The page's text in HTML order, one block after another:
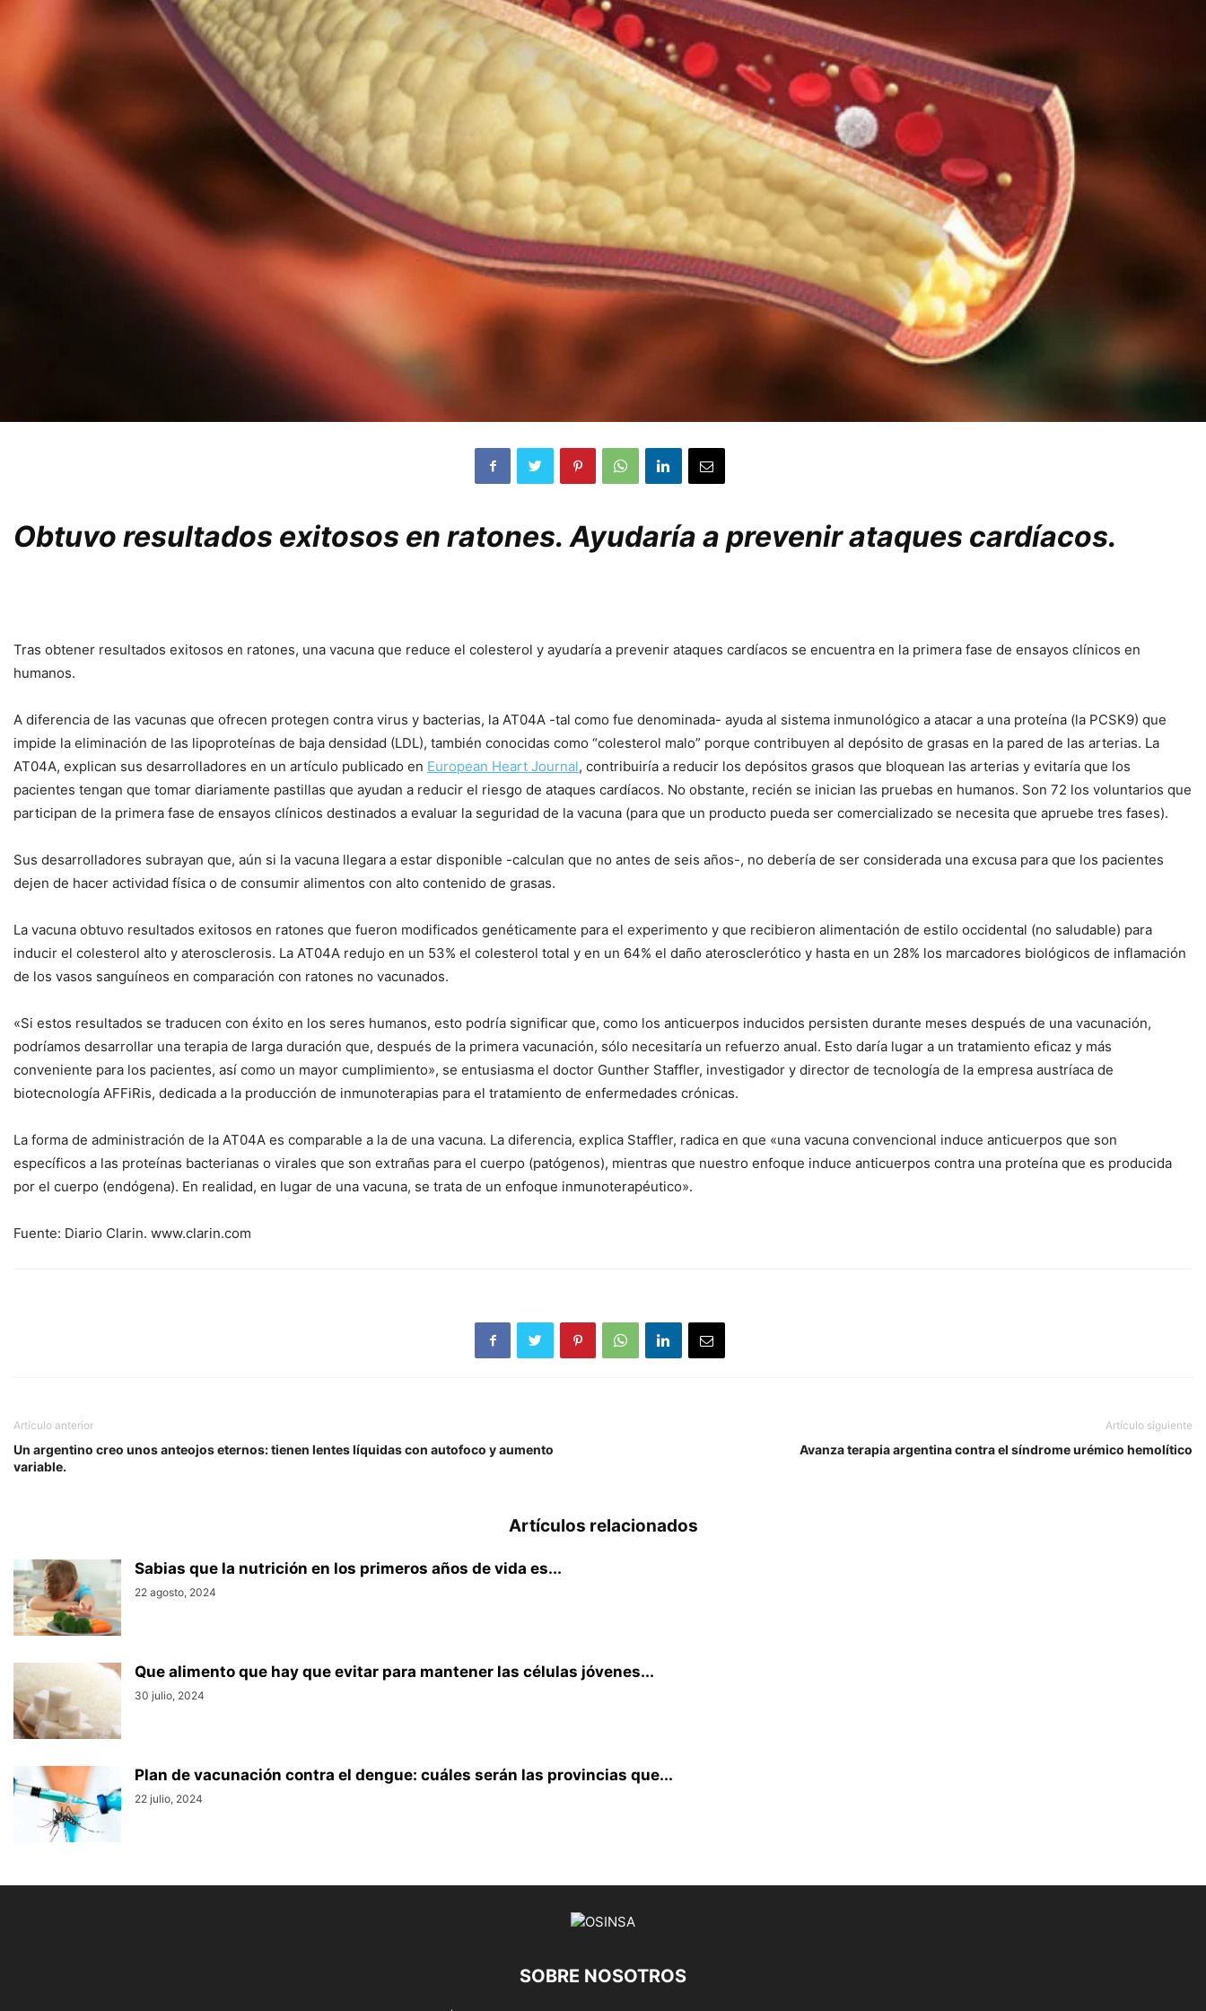
Obtuvo resultados exitosos en ratones. Ayudaría a prevenir ataques cardíacos.
Tras obtener resultados exitosos en ratones, una vacuna que reduce el colesterol y ayudaría a prevenir ataques cardíacos se encuentra en la primera fase de ensayos clínicos en
humanos.
A diferencia de las vacunas que ofrecen protegen contra virus y bacterias, la AT04A -tal como fue denominada- ayuda al sistema inmunológico a atacar a una proteína (la PCSK9) que
impide la eliminación de las lipoproteínas de baja densidad (LDL), también conocidas como “colesterol malo” porque contribuyen al depósito de grasas en la pared de las arterias. La
AT04A, explican sus desarrolladores en un artículo publicado en European Heart Journal, contribuiría a reducir los depósitos grasos que bloquean las arterias y evitaría que los
pacientes tengan que tomar diariamente pastillas que ayudan a reducir el riesgo de ataques cardíacos. No obstante, recién se inician las pruebas en humanos. Son 72 los voluntarios que
participan de la primera fase de ensayos clínicos destinados a evaluar la seguridad de la vacuna (para que un producto pueda ser comercializado se necesita que apruebe tres fases).
Sus desarrolladores subrayan que, aún si la vacuna llegara a estar disponible -calculan que no antes de seis años-, no debería de ser considerada una excusa para que los pacientes
dejen de hacer actividad física o de consumir alimentos con alto contenido de grasas.
La vacuna obtuvo resultados exitosos en ratones que fueron modificados genéticamente para el experimento y que recibieron alimentación de estilo occidental (no saludable) para
inducir el colesterol alto y aterosclerosis. La AT04A redujo en un 53% el colesterol total y en un 64% el daño aterosclerótico y hasta en un 28% los marcadores biológicos de inflamación
de los vasos sanguíneos en comparación con ratones no vacunados.
«Si estos resultados se traducen con éxito en los seres humanos, esto podría significar que, como los anticuerpos inducidos persisten durante meses después de una vacunación,
podríamos desarrollar una terapia de larga duración que, después de la primera vacunación, sólo necesitaría un refuerzo anual. Esto daría lugar a un tratamiento eficaz y más
conveniente para los pacientes, así como un mayor cumplimiento», se entusiasma el doctor Gunther Staffler, investigador y director de tecnología de la empresa austríaca de
biotecnología AFFiRis, dedicada a la producción de inmunoterapias para el tratamiento de enfermedades crónicas.
La forma de administración de la AT04A es comparable a la de una vacuna. La diferencia, explica Staffler, radica en que «una vacuna convencional induce anticuerpos que son
específicos a las proteínas bacterianas o virales que son extrañas para el cuerpo (patógenos), mientras que nuestro enfoque induce anticuerpos contra una proteína que es producida
por el cuerpo (endógena). En realidad, en lugar de una vacuna, se trata de un enfoque inmunoterapéutico».
Fuente: Diario Clarin. www.clarin.com
Artículo anterior
Un argentino creo unos anteojos eternos: tienen lentes líquidas con autofoco y aumento
variable.
Artículo siguiente
Avanza terapia argentina contra el síndrome urémico hemolítico
Artículos relacionados
Sabias que la nutrición en los primeros años de vida es...
22 agosto, 2024
Que alimento que hay que evitar para mantener las células jóvenes...
30 julio, 2024
Plan de vacunación contra el dengue: cuáles serán las provincias que...
22 julio, 2024
SOBRE NOSOTROS